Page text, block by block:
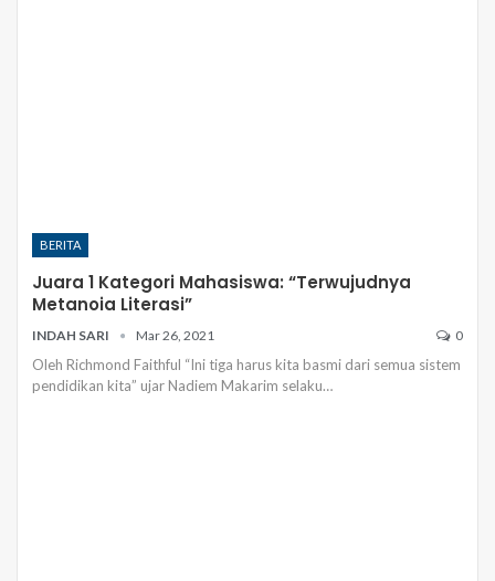
BERITA
Juara 1 Kategori Mahasiswa: “Terwujudnya
Metanoia Literasi”
INDAH SARI Mar 26, 2021 0
Oleh Richmond Faithful “Ini tiga harus kita basmi dari semua sistem
pendidikan kita” ujar Nadiem Makarim selaku…